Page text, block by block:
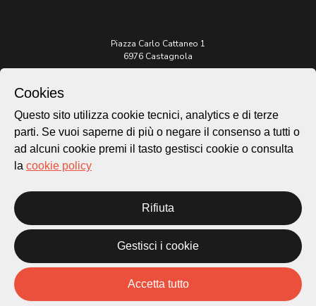
Piazza Carlo Cattaneo 1
6976 Castagnola
Per informazioni:
patrimonio@lugano.ch
t. +41 58 866 68 50
Cookie policy
Temi
Mappa
Storie
Cookies
Questo sito utilizza cookie tecnici, analytics e di terze
parti. Se vuoi saperne di più o negare il consenso a tutti o
ad alcuni cookie premi il tasto gestisci cookie o consulta
la cookie policy
Rifiuta
Gestisci i cookie
Accetta tutto